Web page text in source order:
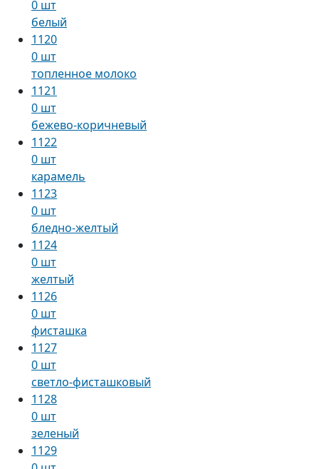
0 шт
белый
1120
0 шт
топленное молоко
1121
0 шт
бежево-коричневый
1122
0 шт
карамель
1123
0 шт
бледно-желтый
1124
0 шт
желтый
1126
0 шт
фисташка
1127
0 шт
светло-фисташковый
1128
0 шт
зеленый
1129